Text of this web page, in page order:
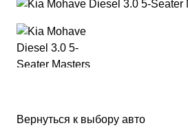
Вернуться к выбору авто